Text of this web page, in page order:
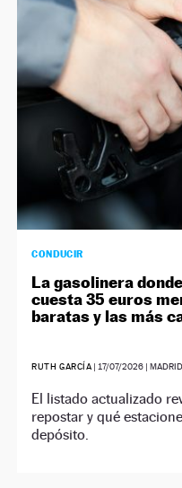
SÍGUENOS
CONDUCIR
La gasolinera
cuesta 35 euros
baratas y las más
RUTH GARCÍA | 17/07/2026 | MADRID
El listado actualizado
repostar y qué
depósito.